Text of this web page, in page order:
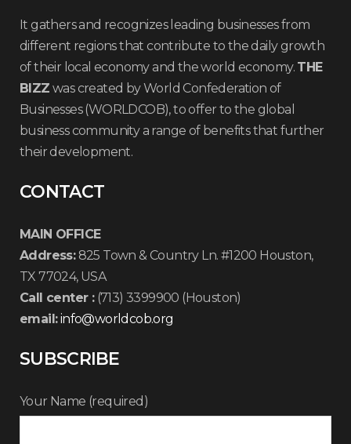
It gathers and recognizes leading businesses from
different regions that contribute to the daily growth
of their local economy and the world economy. THE
BIZZ was created by World Confederation of
Businesses (WORLDCOB), to offer to the global
business community a range of benefits that further
their development.
CONTACT
MAIN OFFICE
Address:825 Town & Country Ln. #1200 Houston,
TX 77024, USA
Call center :(713) 3399900 (Houston)
email:info@worldcob.org
SUBSCRIBE
Your Name (required)